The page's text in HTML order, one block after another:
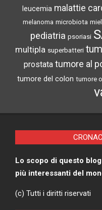
leucemia malattie
melanoma microbiota
pediatria psoriasi
multipla superbatteri
prostata tumore al
tumore del colon tumore
Lo scopo di questo
più interessanti del
(c) Tutti i diritti riservati